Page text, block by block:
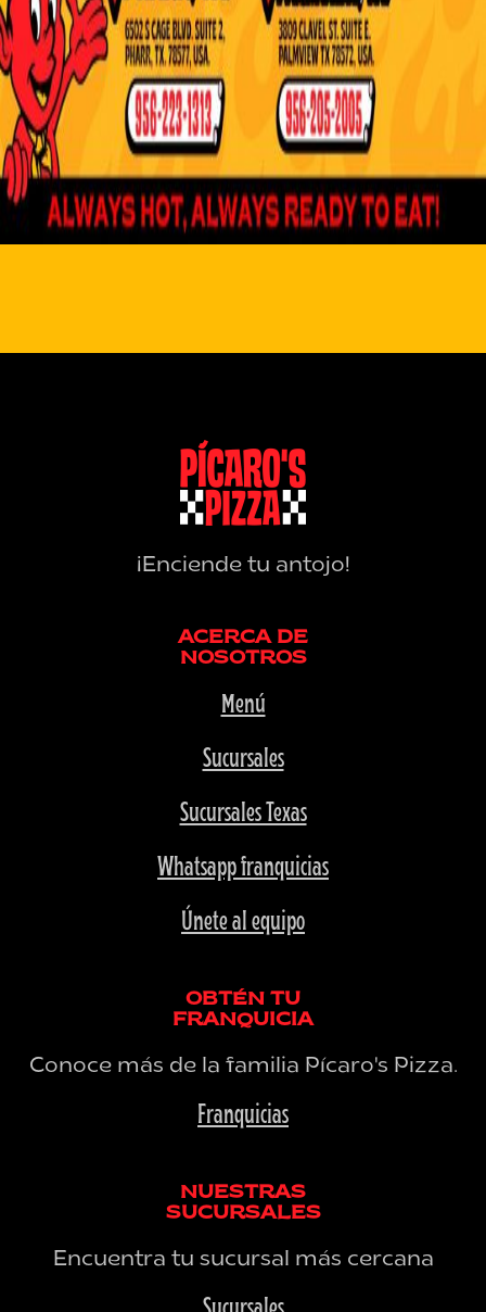
¡Enciende tu antojo!
ACERCA DE
NOSOTROS
Menú
Sucursales
Sucursales Texas
Whatsapp franquicias
Únete al equipo
OBTÉN TU
FRANQUICIA
Conoce más de la familia Pícaro's Pizza.
Franquicias
NUESTRAS
SUCURSALES
Encuentra tu sucursal más cercana